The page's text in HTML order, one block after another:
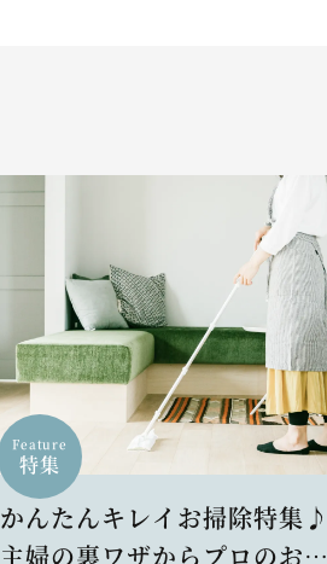
Feature
特集
かんたんキレイお掃除特集♪
主婦の裏ワザからプロのお掃